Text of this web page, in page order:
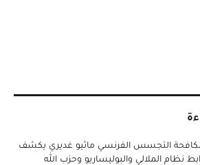
التجسس الفرنسي ماثيو غديري يكشف
نظام الملالي والبوليساريو وحزب الله